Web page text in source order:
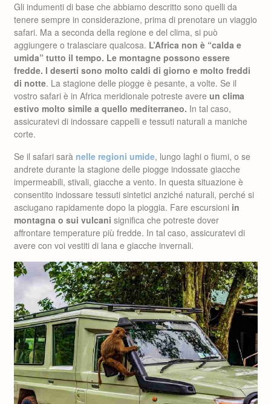
Gli indumenti di base che abbiamo descritto sono quelli da
tenere sempre in considerazione, prima di prenotare un viaggio
safari. Ma a seconda della regione e del clima, si può
aggiungere o tralasciare qualcosa. L’Africa non è “calda e
umida” tutto il tempo. Le montagne possono essere
fredde. I deserti sono molto caldi di giorno e molto freddi
di notte. La stagione delle piogge è pesante, a volte. Se il
vostro safari è in Africa meridionale potreste avere un clima
estivo molto simile a quello mediterraneo. In tal caso,
assicuratevi di indossare cappelli e tessuti naturali a maniche
corte.
Se il safari sarà nelle regioni umide, lungo laghi o fiumi, o se
andrete durante la stagione delle piogge indossate giacche
impermeabili, stivali, giacche a vento. In questa situazione è
consentito indossare tessuti sintetici anziché naturali, perché si
asciugano rapidamente dopo la pioggia. Fare escursioni in
montagna o sui vulcani significa che potreste dover
affrontare temperature più fredde. In tal caso, assicuratevi di
avere con voi vestiti di lana e giacche invernali.